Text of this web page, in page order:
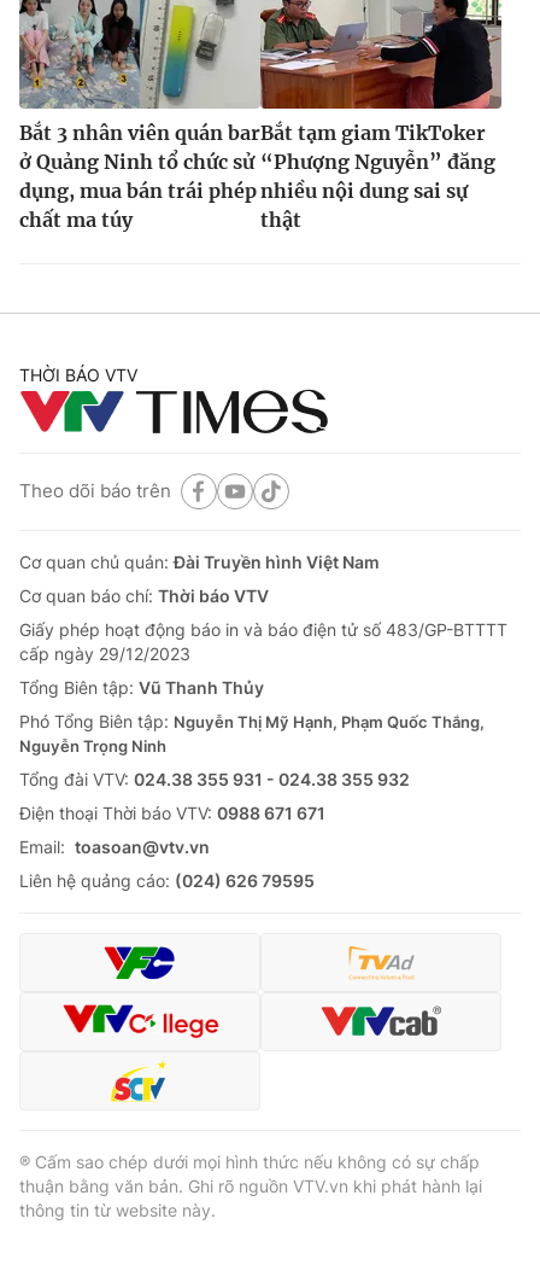
Bắt 3 nhân viên quán bar
ở Quảng Ninh tổ chức sử
dụng, mua bán trái phép
chất ma túy
Bắt tạm giam TikToker
“Phượng Nguyễn” đăng
nhiều nội dung sai sự
thật
THỜI BÁO VTV
Theo dõi báo trên
Cơ quan chủ quản:Đài Truyền hình Việt Nam
Cơ quan báo chí: Thời báo VTV
Giấy phép hoạt động báo in và báo điện tử số 483/GP-BTTTT
cấp ngày 29/12/2023
Tổng Biên tập: Vũ Thanh Thủy
Phó Tổng Biên tập: Nguyễn Thị Mỹ Hạnh, Phạm Quốc Thắng,
Nguyễn Trọng Ninh
Tổng đài VTV: 024.38 355 931 - 024.38 355 932
Ðiện thoại Thời báo VTV: 0988 671 671
Email: toasoan@vtv.vn
Liên hệ quảng cáo: (024) 626 79595
® Cấm sao chép dưới mọi hình thức nếu không có sự chấp
thuận bằng văn bản. Ghi rõ nguồn VTV.vn khi phát hành lại
thông tin từ website này.